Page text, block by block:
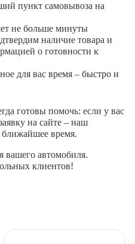
пункт самовывоза на
не больше минуты
наличие товара и
о готовности к
для вас время – быстро и
готовы помочь: если у вас
на сайте – наш
ближайшее время.
автомобиля.
клиентов!